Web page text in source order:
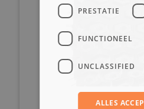
PRESTATIE
FUNCTIONEEL
UNCLASSIFIED
ALLES